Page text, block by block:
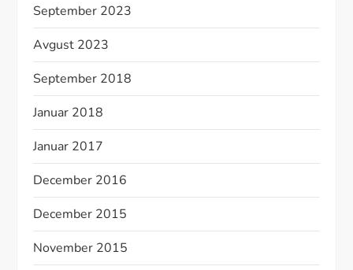
September 2023
Avgust 2023
September 2018
Januar 2018
Januar 2017
December 2016
December 2015
November 2015